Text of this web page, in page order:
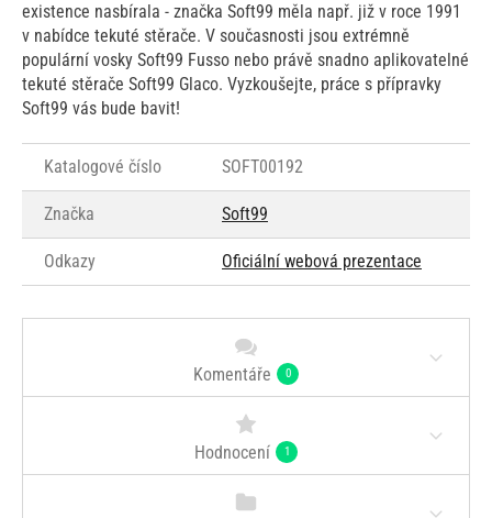
existence nasbírala - značka Soft99 měla např. již v roce 1991
v nabídce tekuté stěrače. V současnosti jsou extrémně
populární vosky Soft99 Fusso nebo právě snadno aplikovatelné
tekuté stěrače Soft99 Glaco. Vyzkoušejte, práce s přípravky
Soft99 vás bude bavit!
Katalogové číslo SOFT00192
Značka Soft99
Odkazy Oficiální webová prezentace
Komentáře 0
Hodnocení 1